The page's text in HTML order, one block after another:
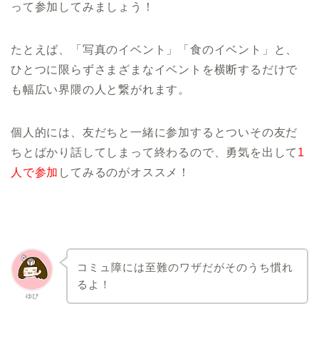
って参加してみましょう！
たとえば、「写真のイベント」「食のイベント」と、
ひとつに限らずさまざまなイベントを横断するだけで
も幅広い界隈の人と繋がれます。
個人的には、友だちと一緒に参加するとついその友だ
ちとばかり話してしまって終わるので、勇気を出して 1
人で参加 してみるのがオススメ！
ゆぴ
コミュ障には至難のワザだがそのうち慣れ
るよ！